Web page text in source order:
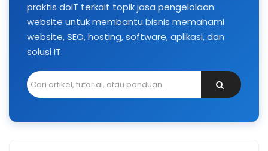
praktis doIT terkait topik jasa pengelolaan
website untuk membantu bisnis memahami
website, SEO, hosting, software, aplikasi, dan
solusi IT.